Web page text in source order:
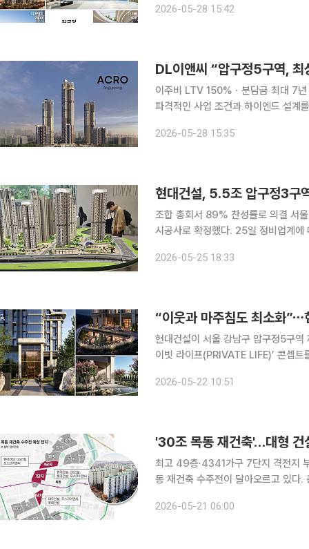
바탕으로 기존 고급 주거의 틀을 넘어
2026-05-28 15:42
DL이앤씨 “압구정5구역, 최
이주비 LTV 150%ㆍ분담금 최대 7년 유예 등 내세워 DL이앤씨가
파격적인 사업 조건과 하이엔드 설계
2026-05-28 15:35
현대건설, 5.5조 압구정3구
조합 총회서 89% 찬성률로 의결 서울 강남권 재건축 최대어로 꼽히는 압구정3구역이 현대건설을
시공사로 확정했다. 25일 정비업계에 따르면 압구정3구역 재건축정비조합은 이날 오후 압구정고등
운데 2621명이 투표에 참여했으며
2026-05-25 18:33
“이웃과 마주침도 최소화”⋯
현대건설이 서울 강남구 압구정5구역
이빗 라이프(PRIVATE LIFE)’ 콘셉
이다. 현대건설은 압구정5구역에
2026-05-22 10:51
'30조 목동 재건축'…대형 건
최고 49층·4341가구 7단지 격전지 부상
동 재건축 수주전이 달아오르고 있다
에 삼성물산과 현대건설, GS건설, 포
2026-05-21 06:00